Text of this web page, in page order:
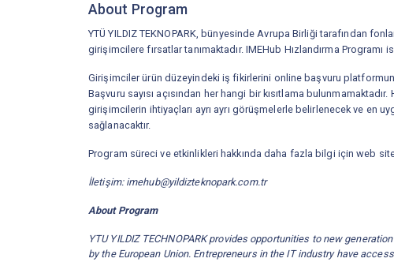
About Program
YTÜ YILDIZ TEKNOPARK, bünyesinde Avrupa Birliği tarafından
girişimcilere fırsatlar tanımaktadır. IMEHub Hızlandırma
Girişimciler ürün düzeyindeki iş fikirlerini online başvuru
Başvuru sayısı açısından her hangi bir kısıtlama
girişimcilerin ihtiyaçları ayrı ayrı görüşmelerle belirlenecek ve en
sağlanacaktır.
Program süreci ve etkinlikleri hakkında daha fazla bilgi için web
İletişim: imehub@yildizteknopark.com.tr
About Program
YTU YILDIZ TECHNOPARK provides opportunities to new
by the European Union. Entrepreneurs in the IT industry have